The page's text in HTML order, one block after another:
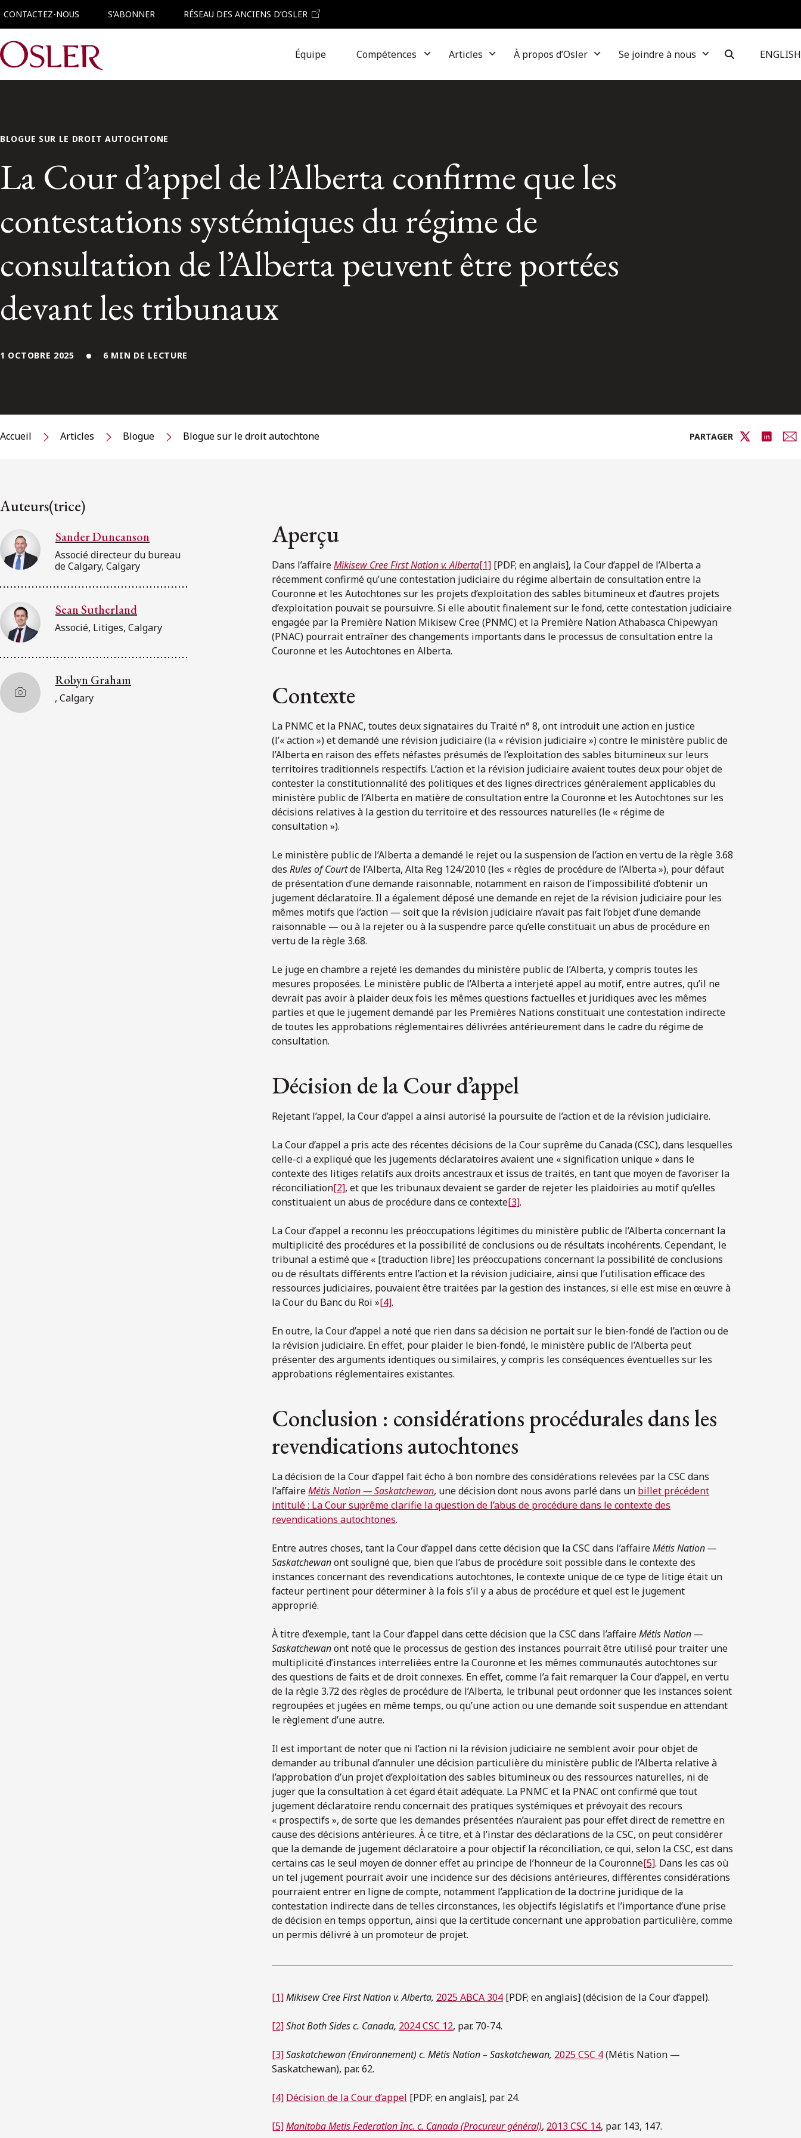
CONTACTEZ-NOUS S'ABONNER RÉSEAU DES ANCIENS D’OSLER
Main Navigation Équipe Compétences Articles À propos d’Osler Se joindre à nous ENGLISH
BLOGUE SUR LE DROIT AUTOCHTONE
La Cour d’appel de l’Alberta confirme que les
contestations systémiques du régime de
consultation de l’Alberta peuvent être portées
devant les tribunaux
1 OCTOBRE 2025 6 MIN DE LECTURE
Accueil Articles Blogue Blogue sur le droit autochtone PARTAGER
Auteurs(trice)
Sander Duncanson
Associé directeur du bureau
de Calgary, Calgary
Sean Sutherland
Associé, Litiges, Calgary
Robyn Graham
, Calgary
Aperçu
Dans l’affaireMikisew Cree First Nation v. Alberta[1] [PDF; en anglais], la Cour d’appel de l’Alberta a
récemment confirmé qu’une contestation judiciaire du régime albertain de consultation entre la
Couronne et les Autochtones sur les projets d’exploitation des sables bitumineux et d’autres projets
d’exploitation pouvait se poursuivre. Si elle aboutit finalement sur le fond, cette contestation judiciaire
engagée par la Première Nation Mikisew Cree (PNMC) et la Première Nation Athabasca Chipewyan
(PNAC) pourrait entraîner des changements importants dans le processus de consultation entre la
Couronne et les Autochtones en Alberta.
Contexte
La PNMC et la PNAC, toutes deux signataires du Traité n° 8, ont introduit une action en justice
(l’« action ») et demandé une révision judiciaire (la « révision judiciaire ») contre le ministère public de
l’Alberta en raison des effets néfastes présumés de l’exploitation des sables bitumineux sur leurs
territoires traditionnels respectifs. L’action et la révision judiciaire avaient toutes deux pour objet de
contester la constitutionnalité des politiques et des lignes directrices généralement applicables du
ministère public de l’Alberta en matière de consultation entre la Couronne et les Autochtones sur les
décisions relatives à la gestion du territoire et des ressources naturelles (le « régime de
consultation »).
Le ministère public de l’Alberta a demandé le rejet ou la suspension de l’action en vertu de la règle 3.68
des Rules of Courtde l’Alberta, Alta Reg 124/2010 (les « règles de procédure de l’Alberta »), pour défaut
de présentation d’une demande raisonnable, notamment en raison de l’impossibilité d’obtenir un
jugement déclaratoire. Il a également déposé une demande en rejet de la révision judiciaire pour les
mêmes motifs que l’action — soit que la révision judiciaire n’avait pas fait l’objet d’une demande
raisonnable — ou à la rejeter ou à la suspendre parce qu’elle constituait un abus de procédure en
vertu de la règle 3.68.
Le juge en chambre a rejeté les demandes du ministère public de l’Alberta, y compris toutes les
mesures proposées. Le ministère public de l’Alberta a interjeté appel au motif, entre autres, qu’il ne
devrait pas avoir à plaider deux fois les mêmes questions factuelles et juridiques avec les mêmes
parties et que le jugement demandé par les Premières Nations constituait une contestation indirecte
de toutes les approbations réglementaires délivrées antérieurement dans le cadre du régime de
consultation.
Décision de la Cour d’appel
Rejetant l’appel, la Cour d’appel a ainsi autorisé la poursuite de l’action et de la révision judiciaire.
La Cour d’appel a pris acte des récentes décisions de la Cour suprême du Canada (CSC), dans lesquelles
celle-ci a expliqué que les jugements déclaratoires avaient une « signification unique » dans le
contexte des litiges relatifs aux droits ancestraux et issus de traités, en tant que moyen de favoriser la
réconciliation[2], et que les tribunaux devaient se garder de rejeter les plaidoiries au motif qu’elles
constituaient un abus de procédure dans ce contexte[3].
La Cour d’appel a reconnu les préoccupations légitimes du ministère public de l’Alberta concernant la
multiplicité des procédures et la possibilité de conclusions ou de résultats incohérents. Cependant, le
tribunal a estimé que « [traduction libre] les préoccupations concernant la possibilité de conclusions
ou de résultats différents entre l’action et la révision judiciaire, ainsi que l’utilisation efficace des
ressources judiciaires, pouvaient être traitées par la gestion des instances, si elle est mise en œuvre à
la Cour du Banc du Roi »[4].
En outre, la Cour d’appel a noté que rien dans sa décision ne portait sur le bien-fondé de l’action ou de
la révision judiciaire. En effet, pour plaider le bien-fondé, le ministère public de l’Alberta peut
présenter des arguments identiques ou similaires, y compris les conséquences éventuelles sur les
approbations réglementaires existantes.
Conclusion : considérations procédurales dans les
revendications autochtones
La décision de la Cour d’appel fait écho à bon nombre des considérations relevées par la CSC dans
l’affaireMétis Nation — Saskatchewan, une décision dont nous avons parlé dans un billet précédent
intitulé : La Cour suprême clarifie la question de l’abus de procédure dans le contexte des
revendications autochtones.
Entre autres choses, tant la Cour d’appel dans cette décision que la CSC dans l’affaireMétis Nation —
Saskatchewanont souligné que, bien que l’abus de procédure soit possible dans le contexte des
instances concernant des revendications autochtones, le contexte unique de ce type de litige était un
facteur pertinent pour déterminer à la fois s’il y a abus de procédure et quel est le jugement
approprié.
À titre d’exemple, tant la Cour d’appel dans cette décision que la CSC dans l’affaireMétis Nation —
Saskatchewanont noté que le processus de gestion des instances pourrait être utilisé pour traiter une
multiplicité d’instances interreliées entre la Couronne et les mêmes communautés autochtones sur
des questions de faits et de droit connexes. En effet, comme l’a fait remarquer la Cour d’appel, en vertu
de la règle 3.72 des règles de procédure de l’Alberta, le tribunal peut ordonner que les instances soient
regroupées et jugées en même temps, ou qu’une action ou une demande soit suspendue en attendant
le règlement d’une autre.
Il est important de noter que ni l’action ni la révision judiciaire ne semblent avoir pour objet de
demander au tribunal d’annuler une décision particulière du ministère public de l’Alberta relative à
l’approbation d’un projet d’exploitation des sables bitumineux ou des ressources naturelles, ni de
juger que la consultation à cet égard était adéquate. La PNMC et la PNAC ont confirmé que tout
jugement déclaratoire rendu concernait des pratiques systémiques et prévoyait des recours
« prospectifs », de sorte que les demandes présentées n’auraient pas pour effet direct de remettre en
cause des décisions antérieures. À ce titre, et à l’instar des déclarations de la CSC, on peut considérer
que la demande de jugement déclaratoire a pour objectif la réconciliation, ce qui, selon la CSC, est dans
certains cas le seul moyen de donner effet au principe de l’honneur de la Couronne[5]. Dans les cas où
un tel jugement pourrait avoir une incidence sur des décisions antérieures, différentes considérations
pourraient entrer en ligne de compte, notamment l’application de la doctrine juridique de la
contestation indirecte dans de telles circonstances, les objectifs législatifs et l’importance d’une prise
de décision en temps opportun, ainsi que la certitude concernant une approbation particulière, comme
un permis délivré à un promoteur de projet.
[1]Mikisew Cree First Nation v. Alberta, 2025 ABCA 304 [PDF; en anglais] (décision de la Cour d’appel).
[2]Shot Both Sides c. Canada, 2024 CSC 12, par. 70-74.
[3]Saskatchewan (Environnement) c. Métis Nation – Saskatchewan, 2025 CSC 4(Métis Nation —
Saskatchewan), par. 62.
[4] Décision de la Cour d’appel [PDF; en anglais], par. 24.
[5]Manitoba Metis Federation Inc. c. Canada (Procureur général), 2013 CSC 14, par. 143, 147.